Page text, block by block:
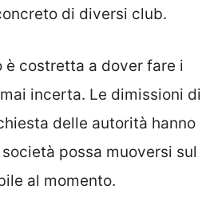
di diversi club.
è costretta a dover fare i
incerta. Le dimissioni di
delle autorità hanno
possa muoversi sul
al momento.